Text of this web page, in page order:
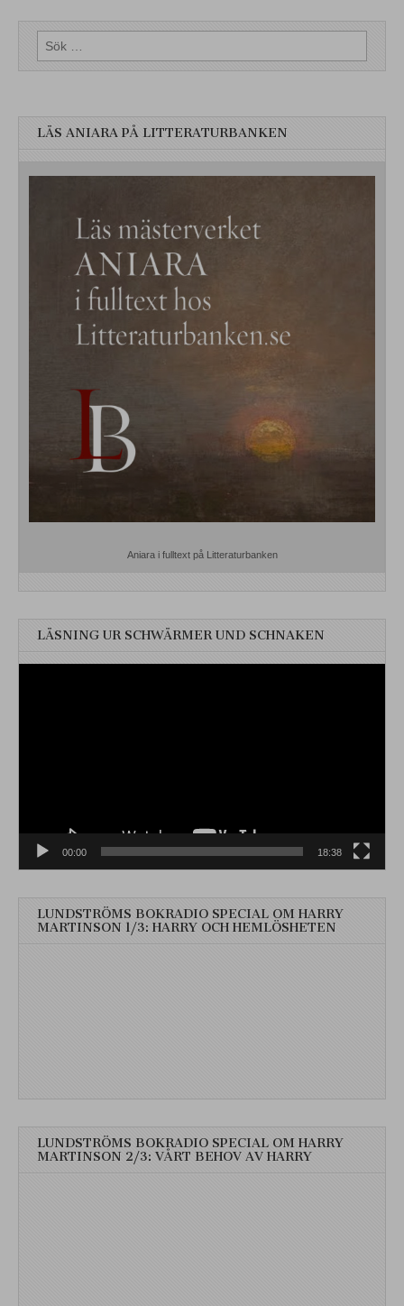
Sök
efter:
LÄS ANIARA PÅ LITTERATURBANKEN
Aniara i fulltext på Litteraturbanken
LÄSNING UR SCHWÄRMER UND SCHNAKEN
00:00 18:38
LUNDSTRÖMS BOKRADIO SPECIAL OM HARRY
MARTINSON 1/3: HARRY OCH HEMLÖSHETEN
LUNDSTRÖMS BOKRADIO SPECIAL OM HARRY
MARTINSON 2/3: VÅRT BEHOV AV HARRY